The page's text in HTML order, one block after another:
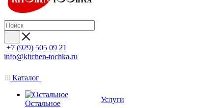
+7 (929) 505 09 21
info@kitchen-tochka.ru
Каталог
Остальное
Услуги